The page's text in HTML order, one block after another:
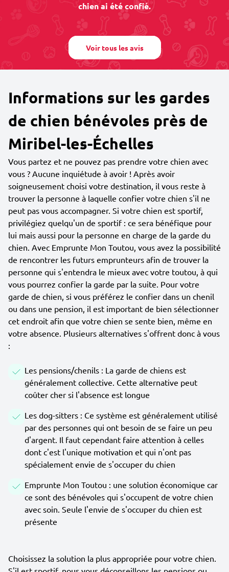
chien ai été confié.
Voir tous les avis
Informations sur les gardes
de chien bénévoles près de
Miribel-les-Échelles
Vous partez et ne pouvez pas prendre votre chien avec
vous ? Aucune inquiétude à avoir ! Après avoir
soigneusement choisi votre destination, il vous reste à
trouver la personne à laquelle confier votre chien s'il ne
peut pas vous accompagner. Si votre chien est sportif,
privilégiez quelqu'un de sportif : ce sera bénéfique pour
lui mais aussi pour la personne en charge de la garde du
chien. Avec Emprunte Mon Toutou, vous avez la possibilité
de rencontrer les futurs emprunteurs afin de trouver la
personne qui s'entendra le mieux avec votre toutou, à qui
vous pourrez confier la garde par la suite. Pour votre
garde de chien, si vous préférez le confier dans un chenil
ou dans une pension, il est important de bien sélectionner
cet endroit afin que votre chien se sente bien, même en
votre absence. Plusieurs alternatives s'offrent donc à vous
:
Les pensions/chenils : La garde de chiens est
généralement collective. Cette alternative peut
coûter cher si l'absence est longue
Les dog-sitters : Ce système est généralement utilisé
par des personnes qui ont besoin de se faire un peu
d'argent. Il faut cependant faire attention à celles
dont c'est l'unique motivation et qui n'ont pas
spécialement envie de s'occuper du chien
Emprunte Mon Toutou : une solution économique car
ce sont des bénévoles qui s'occupent de votre chien
avec soin. Seule l'envie de s'occuper du chien est
présente
Choisissez la solution la plus appropriée pour votre chien.